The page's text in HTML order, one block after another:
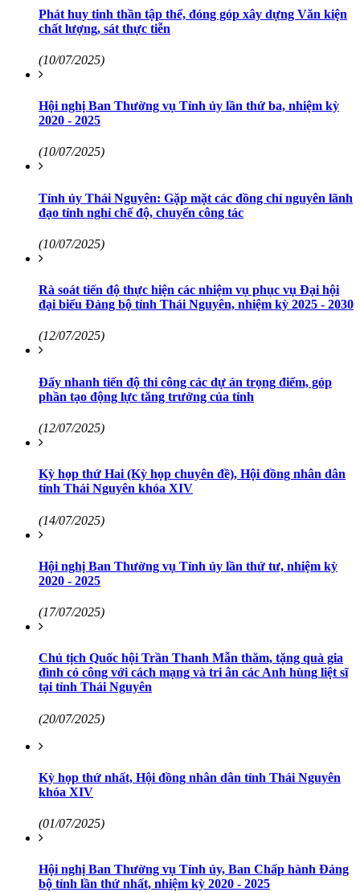
Phát huy tinh thần tập thể, đóng góp xây dựng Văn kiện
chất lượng, sát thực tiễn
(10/07/2025)
Hội nghị Ban Thường vụ Tỉnh ủy lần thứ ba, nhiệm kỳ
2020 - 2025
(10/07/2025)
Tỉnh ủy Thái Nguyên: Gặp mặt các đồng chí nguyên lãnh
đạo tỉnh nghỉ chế độ, chuyển công tác
(10/07/2025)
Rà soát tiến độ thực hiện các nhiệm vụ phục vụ Đại hội
đại biểu Đảng bộ tỉnh Thái Nguyên, nhiệm kỳ 2025 - 2030
(12/07/2025)
Đẩy nhanh tiến độ thi công các dự án trọng điểm, góp
phần tạo động lực tăng trưởng của tỉnh
(12/07/2025)
Kỳ họp thứ Hai (Kỳ họp chuyên đề), Hội đồng nhân dân
tỉnh Thái Nguyên khóa XIV
(14/07/2025)
Hội nghị Ban Thường vụ Tỉnh ủy lần thứ tư, nhiệm kỳ
2020 - 2025
(17/07/2025)
Chủ tịch Quốc hội Trần Thanh Mẫn thăm, tặng quà gia
đình có công với cách mạng và tri ân các Anh hùng liệt sĩ
tại tỉnh Thái Nguyên
(20/07/2025)
Kỳ họp thứ nhất, Hội đồng nhân dân tỉnh Thái Nguyên
khóa XIV
(01/07/2025)
Hội nghị Ban Thường vụ Tỉnh ủy, Ban Chấp hành Đảng
bộ tỉnh lần thứ nhất, nhiệm kỳ 2020 - 2025